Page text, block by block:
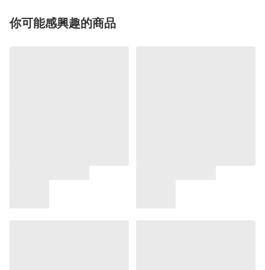
你可能感興趣的商品